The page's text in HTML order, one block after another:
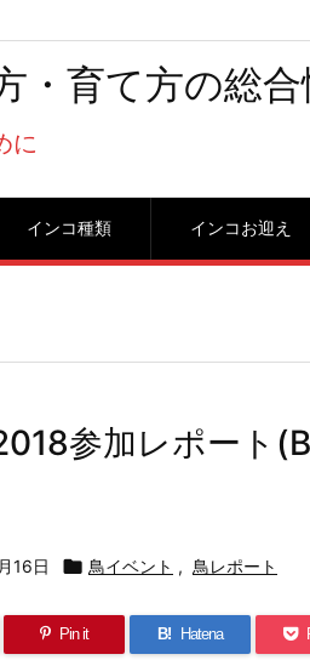
・育て方の総合
に
インコ種類 インコお迎え
参加レポート
16日  鳥イベント , 鳥レポート
Pin it B! Hatena